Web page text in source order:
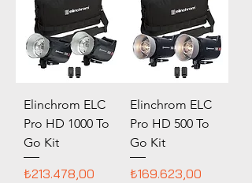
Elinchrom ELC
Pro HD 1000 To
Go Kit
Fiyat
₺213.478,00
Elinchrom ELC
Pro HD 500 To
Go Kit
Fiyat
₺169.623,00